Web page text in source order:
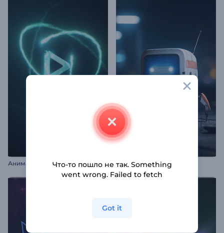
А
нимация лого: Столкновение частиц Интро "Робот-паук"
Что-то пошло не так. Something
went wrong. Failed to fetch
Got it